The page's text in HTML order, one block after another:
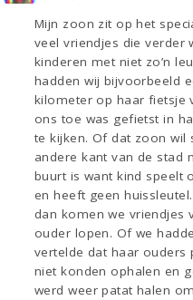
Mijn zoon zit op het
veel vriendjes die verder
kinderen met niet zo’n
hadden wij bijvoorbeeld
kilometer op haar fietsje
ons toe was gefietst in
te kijken. Of dat zoon wil
andere kant van de stad
buurt is want kind speelt
en heeft geen
dan komen we vriendjes
ouder lopen. Of we
vertelde dat haar ouders
niet konden ophalen en
werd weer patat halen